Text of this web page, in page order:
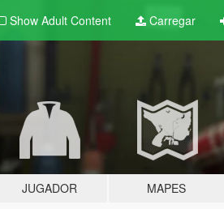
Show Adult Content Carregar
JUGADOR MAPES